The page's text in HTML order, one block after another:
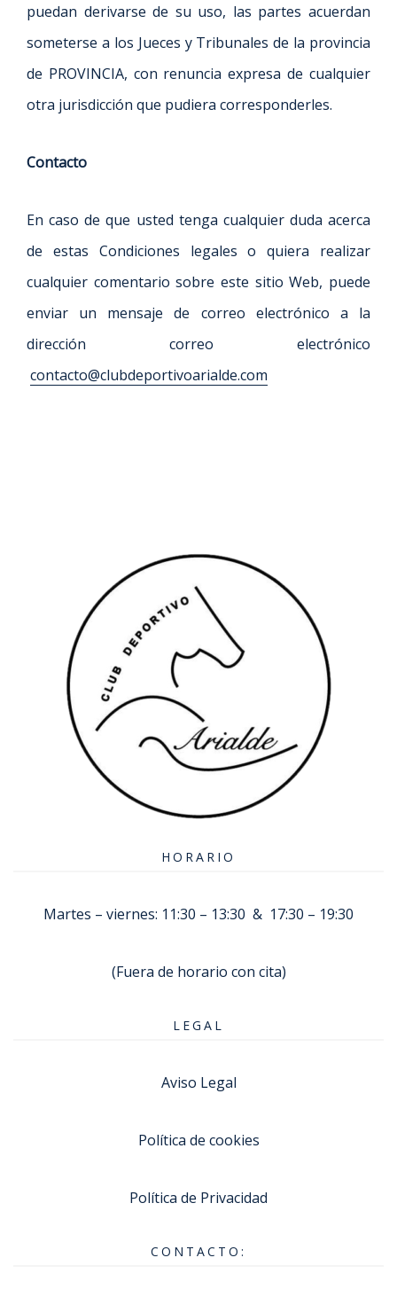
puedan derivarse de su uso, las partes acuerdan
someterse a los Jueces y Tribunales de la provincia
de PROVINCIA, con renuncia expresa de cualquier
otra jurisdicción que pudiera corresponderles.
Contacto
En caso de que usted tenga cualquier duda acerca
de estas Condiciones legales o quiera realizar
cualquier comentario sobre este sitio Web, puede
enviar un mensaje de correo electrónico a la
dirección correo electrónico
contacto@clubdeportivoarialde.com
HORARIO
Martes – viernes: 11:30 – 13:30 & 17:30 – 19:30
(Fuera de horario con cita)
LEGAL
Aviso Legal
Política de cookies
Política de Privacidad
CONTACTO: